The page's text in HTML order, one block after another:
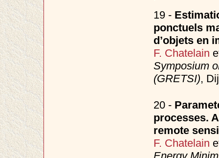
19 -
ponctuels
d’objets en
F. Chatelain
Symposium
(GRETSI),
20 -
processes.
remote
F. Chatelain